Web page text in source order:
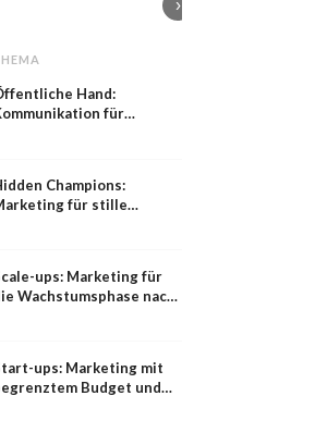
›
Hand:
für
Champions:
für stille
ups: Marketing für
Wachstumsphase nach
ups: Marketing mit
Budget und
Definition, Bedeutung und